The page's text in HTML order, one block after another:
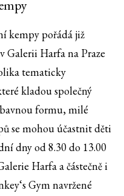
kempy pořádá již
Galerii Harfa na Praze
tematicky
kladou společný
formu, milé
se mohou účastnit děti
dny od 8.30 do 13.00
Harfa a částečně i
Gym navržené